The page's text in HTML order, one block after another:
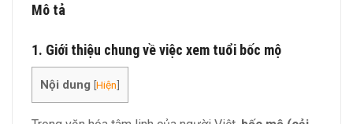
Mô tả
1. Giới thiệu chung về việc xem tuổi bốc mộ
Nội dung [Hiện]